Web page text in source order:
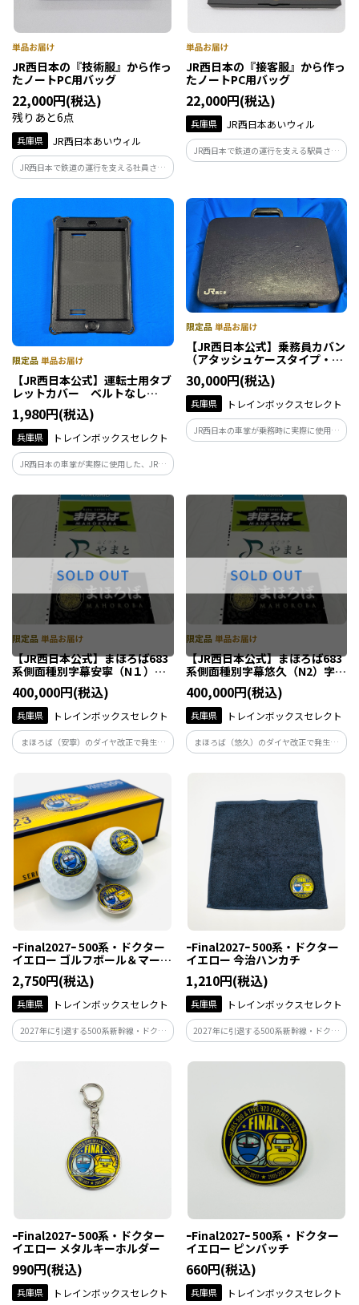
JR西日本の『技術服』から作っ
たノートPC用バッグ
22,000円(税込)
残りあと6点
兵庫県 JR西日本あいウィル
JR西日本で鉄道の運行を支える社員さん
が着用していた制服・エンブレムを使用
しています。 IWILL ASHITA-UP（アップサ
加生産いたしました。
JR西日本の『接客服』から作っ
たノートPC用バッグ
22,000円(税込)
兵庫県 JR西日本あいウィル
JR西日本で鉄道の運行を支える駅員さん
が着用していた制服・エンブレムを使用
加生産いたしました。
【JR西日本公式】運転士用タブ
レットカバー ベルトなし
（iPad mini対応・使用品）
1,980円(税込)
兵庫県 トレインボックスセレクト
JR西日本の車掌が実際に使用した、JR西
日本ロゴ入りのタブレットカバーです。
【JR西日本公式】乗務員カバン
（アタッシュケースタイプ・使
用品)
30,000円(税込)
兵庫県 トレインボックスセレクト
JR西日本の車掌が乗務時に実際に使用し
ていた乗務員カバンです。
【JR西日本公式】まほろば683
系側面種別字幕安寧（N１）字
幕6本セット
400,000円(税込)
兵庫県 トレインボックスセレクト
まほろば（安寧）のダイヤ改正で発生し
た683系の側面字幕です。編成まるごと6
【JR西日本公式】まほろば683
系側面種別字幕悠久（N2）字幕
6本セット
400,000円(税込)
兵庫県 トレインボックスセレクト
まほろば（悠久）のダイヤ改正で発生し
た683系の側面字幕です。編成まるごと6
ｰFinal2027ｰ 500系・ドクター
イエロー ゴルフボール＆マーカ
ーセット
2,750円(税込)
兵庫県 トレインボックスセレクト
2027年に引退する500系新幹線・ドクタ
ーイエローの記念グッズ♪
ｰFinal2027ｰ 500系・ドクター
イエロー 今治ハンカチ
1,210円(税込)
兵庫県 トレインボックスセレクト
2027年に引退する500系新幹線・ドクタ
ーイエローの記念グッズ♪
ｰFinal2027ｰ 500系・ドクター
イエロー メタルキーホルダー
990円(税込)
兵庫県 トレインボックスセレクト
ｰFinal2027ｰ 500系・ドクター
イエロー ピンバッチ
660円(税込)
兵庫県 トレインボックスセレクト